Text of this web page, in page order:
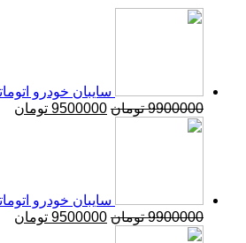
سایبان خودرو اتوماتیک مشکی
تومان 9500000 تومان
سایبان خودرو اتوماتیک سفید
تومان 9500000 تومان